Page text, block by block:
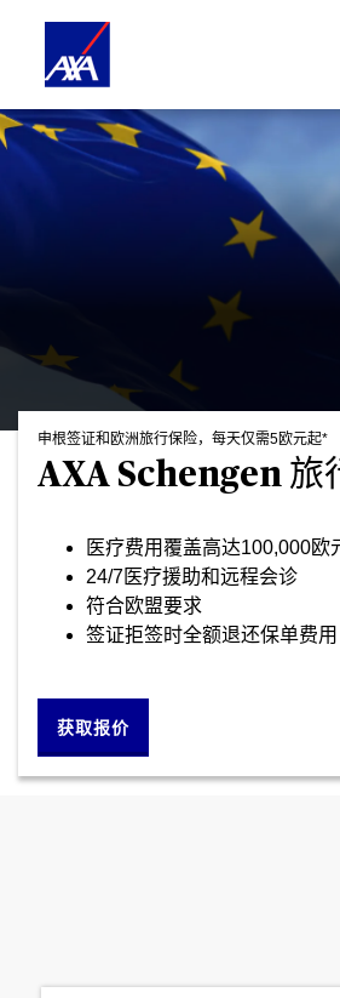
申根签证和欧洲旅行保险，每天仅需5欧元起*
AXA Schengen 旅
医疗费用覆盖高达100,000欧
24/7医疗援助和远程会诊
符合欧盟要求
签证拒签时全额退还保单费用
获取报价